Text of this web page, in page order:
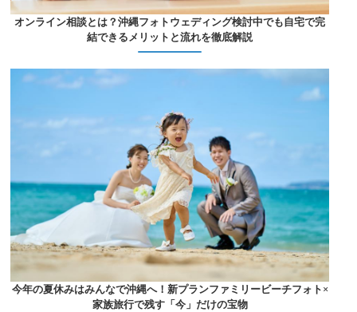
オンライン相談とは？沖縄フォトウェディング検討中でも自宅で完
結できるメリットと流れを徹底解説
今年の夏休みはみんなで沖縄へ！新プランファミリービーチフォト×
家族旅行で残す「今」だけの宝物